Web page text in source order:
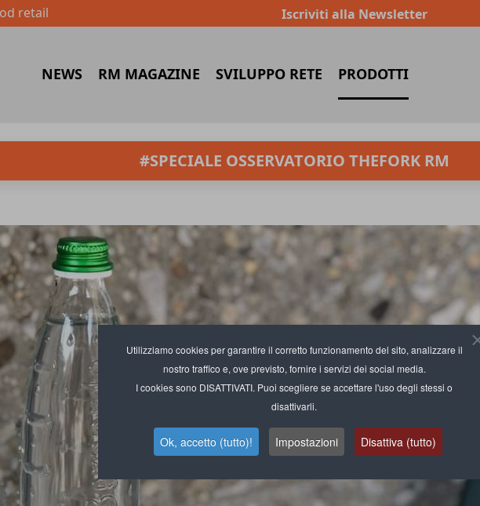
Utilizziamo cookies per garantire il corretto funzionamento del sito, analizzare il
nostro traffico e, ove previsto, fornire i servizi dei social media.
I cookies sono DISATTIVATI. Puoi scegliere se accettare l'uso degli stessi o
disattivarli.
Ok, accetto (tutto)! Impostazioni Disattiva (tutto)
retail Iscriviti alla Newsletter
NEWS RM MAGAZINE SVILUPPO RETE PRODOTTI
#SPECIALE OSSERVATORIO THEFORK RM